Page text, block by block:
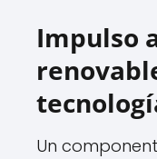
Impulso
Un